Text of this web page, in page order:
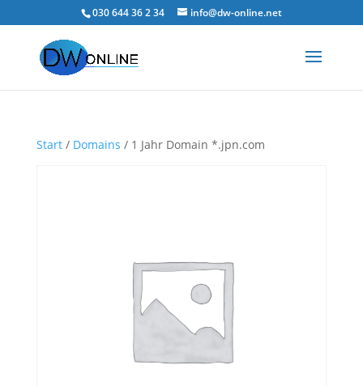
030 644 36 2 34 info@dw-online.net
Start/ Domains / 1 Jahr Domain *.jpn.com